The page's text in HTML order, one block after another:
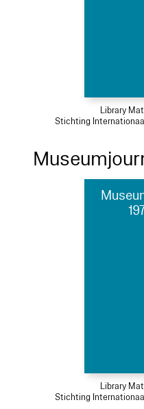
Library
Stichting
Library
Stichting